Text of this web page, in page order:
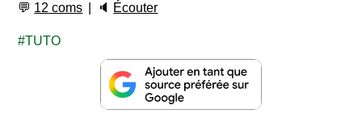
💬 12 coms 🔈 Écouter
TUTO